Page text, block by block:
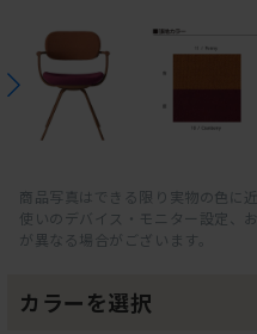
商品写真はできる限り実物の色に
使いのデバイス・モニター設定、
が異なる場合がございます。
カラーを選択